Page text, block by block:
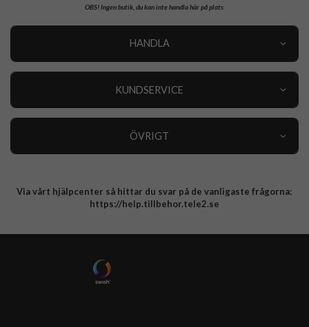
OBS!Ingen butik, du kan inte handla här på plats
HANDLA
KUNDSERVICE
ÖVRIGT
Integritetspolicy
Via vårt hjälpcenter så hittar du svar på de vanligaste frågorna:
https://help.tillbehor.tele2.se